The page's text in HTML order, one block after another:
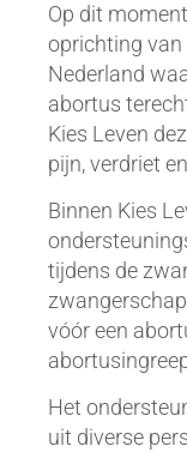
Op dit
oprichting van
Nederland
abortus
Kies Leven
pijn, verdriet
Binnen Kies
tijdens de
vóór een
Het
uit diverse